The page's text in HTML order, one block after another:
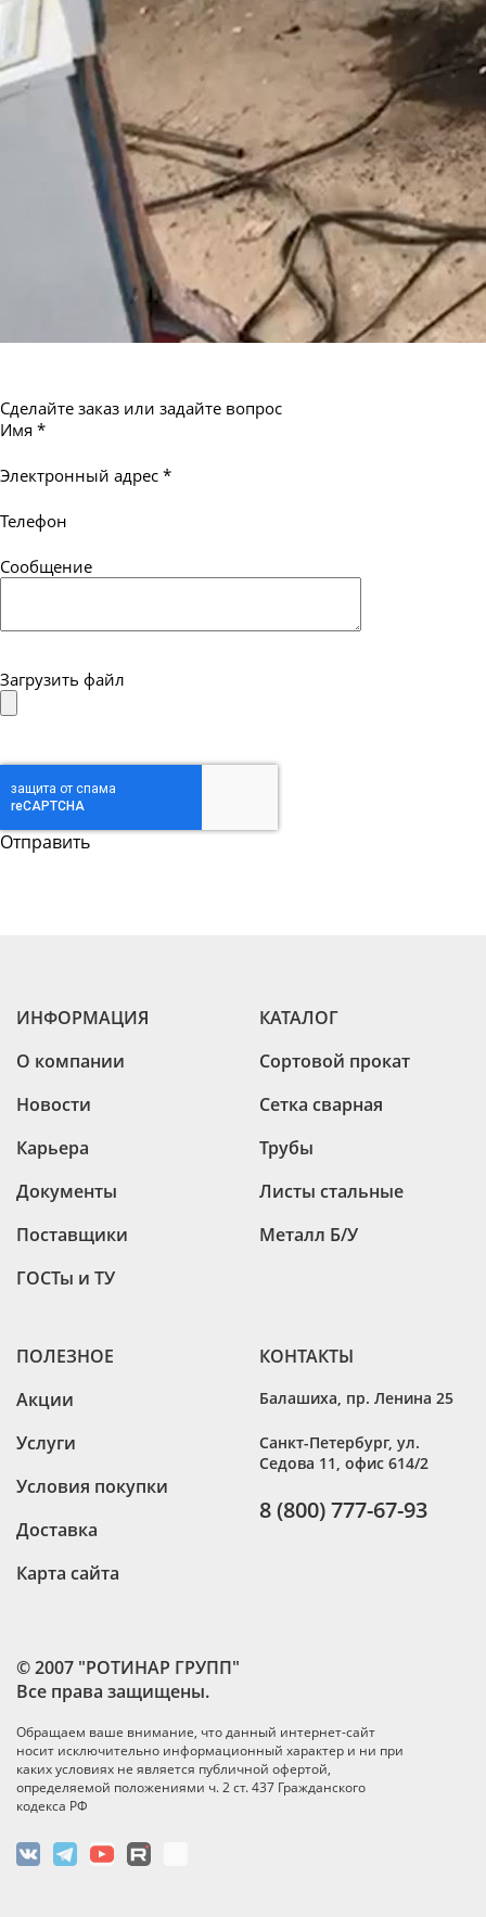
Сделайте заказ или задайте вопрос
Имя *
Электронный адрес *
Телефон
Сообщение
Загрузить файл
© 2007 "РОТИНАР ГРУПП"
Все права защищены.
Обращаем ваше внимание, что данный интернет-сайт
носит исключительно информационный характер и ни при
каких условиях не является публичной офертой,
определяемой положениями ч. 2 ст. 437 Гражданского
кодекса РФ
ИНФОРМАЦИЯ
О компании
Новости
Карьера
Документы
Поставщики
ГОСТы и ТУ
КАТАЛОГ
Сортовой прокат
Сетка сварная
Трубы
Листы стальные
Металл Б/У
ПОЛЕЗНОЕ
Акции
Услуги
Условия покупки
Доставка
Карта сайта
КОНТАКТЫ
Балашиха пр. Ленина 25
Санкт-Петербург, ул.
Седова 11, офис 614/2
8 (800) 777-67-93